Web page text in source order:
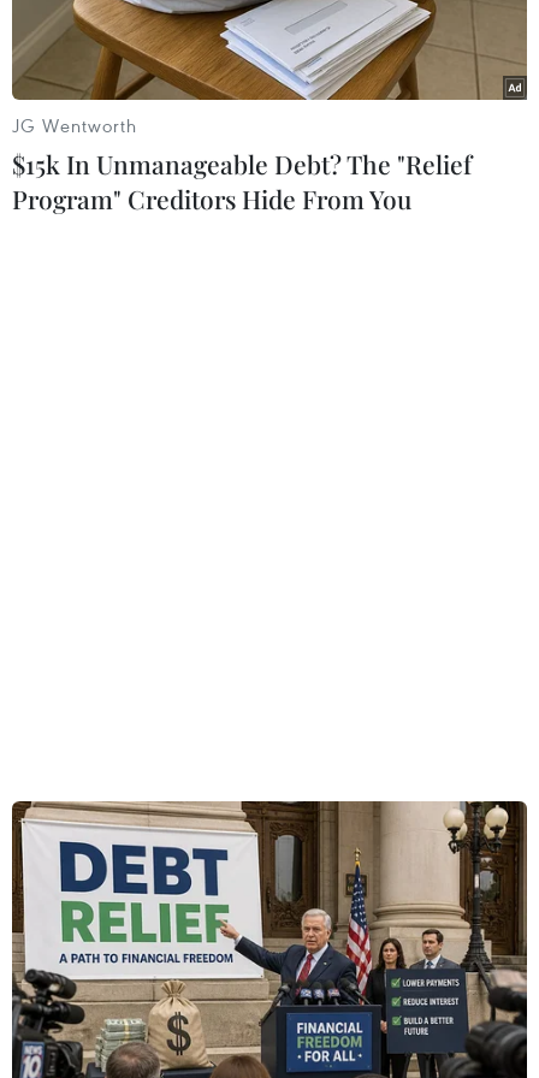
2025.
tuyến và dịch vụ giao đồ ăn, song sự sụt giảm
trong các lĩnh vực khác như dịch vụ vận tải và
dịch vụ du lịch trực tuyến đã dẫn đến sự tăng
trưởng nền kinh tế Internet không khác nhiều
so với năm 2019.
Năm 2020 cũng là năm đầu tiên mà báo cáo
thường niên này đưa ra ước tính về mức tăng
trưởng hàng năm của kinh tế Internet không
JG Wentworth
$15k In Unmanageable Debt? The "Relief
Program" Creditors Hide From You